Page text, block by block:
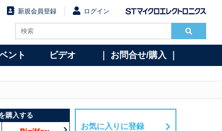
新規会員登録 ログイン
ント ビデオ ｜ お問合せ/購入 ｜
購入する
お気に入りに登録